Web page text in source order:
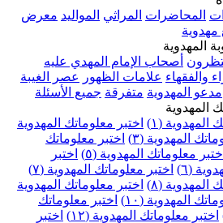
المراثي المواليد معرض
المهدي عليه
الظهور عصر الغيبة
متفرقة جميع الأسئلة
اختبر معلوماتك المهدوية
اختبر معلوماتك
(٥)
اختبر
معلوماتك المهدوية (٧)
اختبر معلوماتك المهدوية
اختبر معلوماتك
المهدوية (١٢)
اختبر